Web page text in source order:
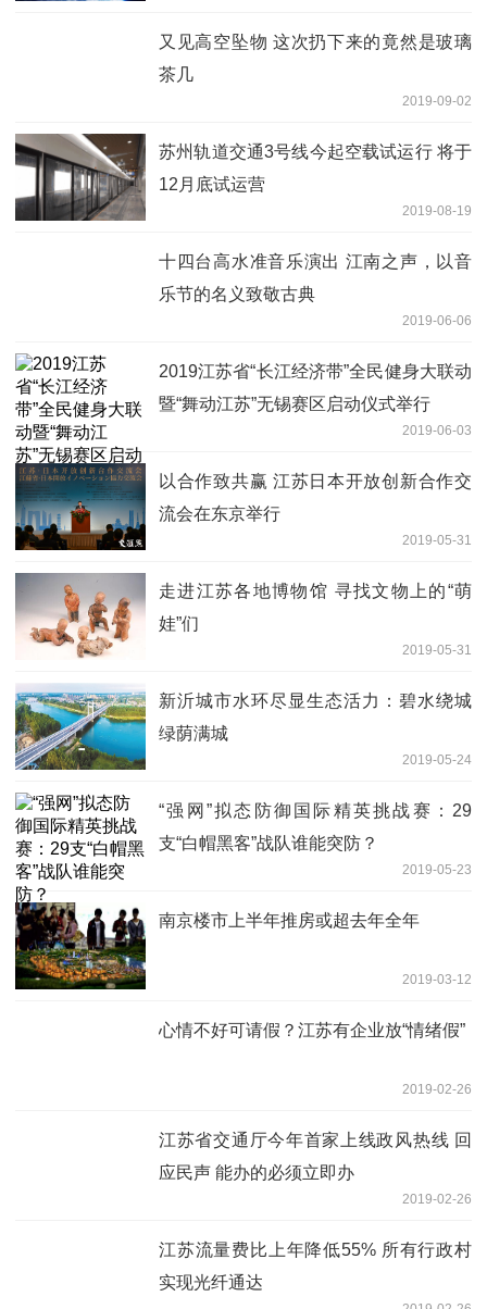
又见高空坠物 这次扔下来的竟然是玻璃
茶几
2019-09-02
苏州轨道交通3号线今起空载试运行 将于
12月底试运营
2019-08-19
十四台高水准音乐演出 江南之声，以音
乐节的名义致敬古典
2019-06-06
2019江苏省“长江经济带”全民健身大联动
暨“舞动江苏”无锡赛区启动仪式举行
2019-06-03
以合作致共赢 江苏日本开放创新合作交
流会在东京举行
2019-05-31
走进江苏各地博物馆 寻找文物上的“萌
娃”们
2019-05-31
新沂城市水环尽显生态活力：碧水绕城
绿荫满城
2019-05-24
“强网”拟态防御国际精英挑战赛：29
支“白帽黑客”战队谁能突防？
2019-05-23
南京楼市上半年推房或超去年全年
2019-03-12
心情不好可请假？江苏有企业放“情绪假”
2019-02-26
江苏省交通厅今年首家上线政风热线 回
应民声 能办的必须立即办
2019-02-26
江苏流量费比上年降低55% 所有行政村
实现光纤通达